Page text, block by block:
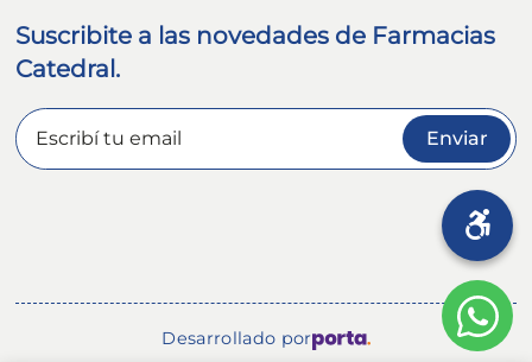
Suscribite a las novedades de Farmacias
Catedral.
Enviar
Desarrollado por